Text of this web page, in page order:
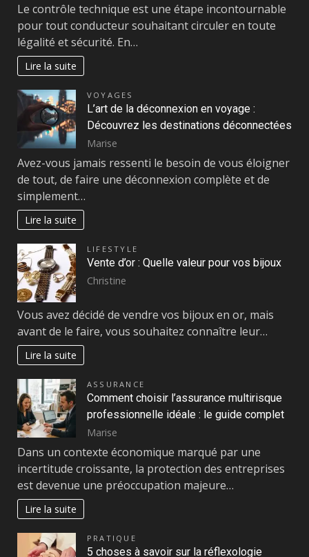
Le contrôle technique est une étape incontournable
pour tout conducteur souhaitant circuler en toute
légalité et sécurité. En…
Lire la suite
VOYAGES
L’art de la déconnexion en voyage :
Découvrez les destinations déconnectées
Marise
Avez-vous jamais ressenti le besoin de vous éloigner
de tout, de faire une déconnexion complète et de
simplement…
Lire la suite
LIFESTYLE
Vente d’or : Quelle valeur pour vos bijoux
Christine
Vous avez décidé de vendre vos bijoux en or, mais
avant de le faire, vous souhaitez connaître leur…
Lire la suite
ASSURANCE
Comment choisir l’assurance multirisque
professionnelle idéale : le guide complet
Marise
Dans un contexte économique marqué par une
incertitude croissante, la protection des entreprises
est devenue une préoccupation majeure…
Lire la suite
PRATIQUE
5 choses à savoir sur la réflexologie